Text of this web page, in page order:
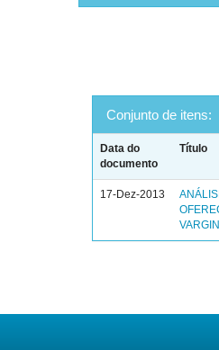
Conjunto de itens:
Data do
documento
Título
17-Dez-2013